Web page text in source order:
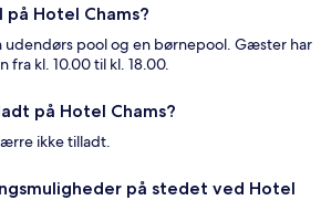
på Hotel Chams?
udendørs pool og en børnepool. Gæster har
fra kl. 10.00 til kl. 18.00.
på Hotel Chams?
ikke tilladt.
på stedet ved Hotel